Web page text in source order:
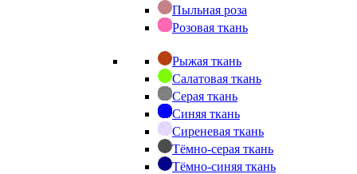
Пыльная роза
Розовая ткань
Рыжая ткань
Салатовая ткань
Серая ткань
Синяя ткань
Сиреневая ткань
Тёмно-серая ткань
Тёмно-синяя ткань